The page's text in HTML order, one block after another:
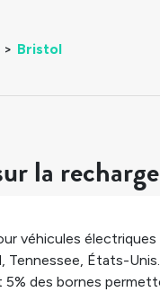
> Bristol
la
véhicules
, Tennessee, États-Unis.
5% des bornes